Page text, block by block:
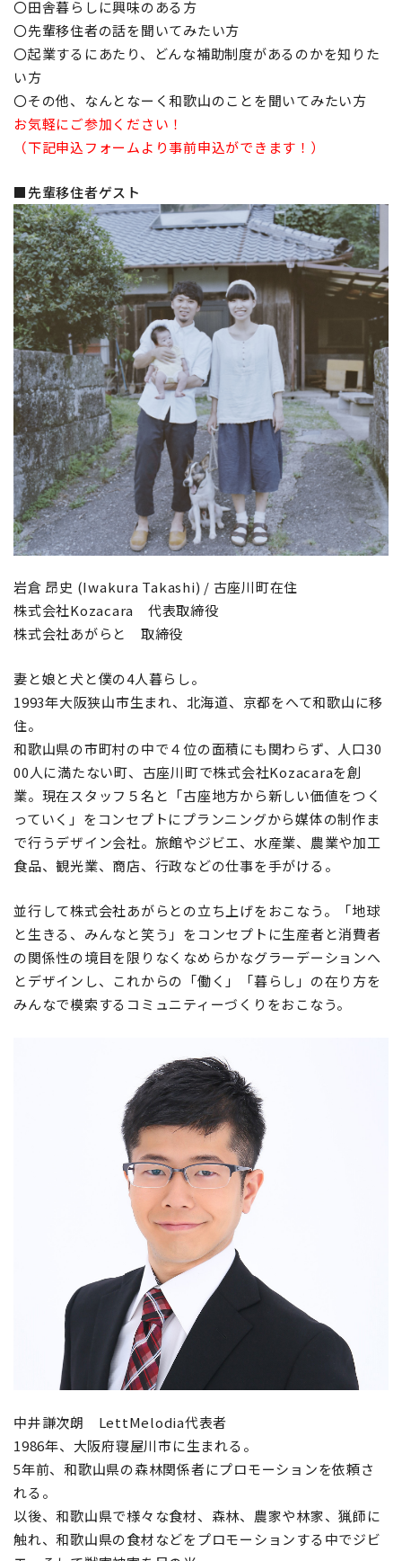
〇田舎暮らしに興味のある方
〇先輩移住者の話を聞いてみたい方
〇起業するにあたり、どんな補助制度があるのかを知りた
い方
〇その他、なんとなーく和歌山のことを聞いてみたい方
お気軽にご参加ください！
（下記申込フォームより事前申込ができます！）
■先輩移住者ゲスト
岩倉 昂史 (Iwakura Takashi) / 古座川町在住
株式会社Kozacara 代表取締役
株式会社あがらと 取締役
妻と娘と犬と僕の4人暮らし。
1993年大阪狭山市生まれ、北海道、京都をへて和歌山に移
住。
和歌山県の市町村の中で４位の面積にも関わらず、人口30
00人に満たない町、古座川町で株式会社Kozacaraを創
業。現在スタッフ５名と「古座地方から新しい価値をつく
っていく」をコンセプトにプランニングから媒体の制作ま
で行うデザイン会社。旅館やジビエ、水産業、農業や加工
食品、観光業、商店、行政などの仕事を手がける。
並行して株式会社あがらとの立ち上げをおこなう。「地球
と生きる、みんなと笑う」をコンセプトに生産者と消費者
の関係性の境目を限りなくなめらかなグラーデーションへ
とデザインし、これからの「働く」「暮らし」の在り方を
みんなで模索するコミュニティーづくりをおこなう。
中井謙次朗 LettMelodia代表者
1986年、大阪府寝屋川市に生まれる。
5年前、和歌山県の森林関係者にプロモーションを依頼さ
れる。
以後、和歌山県で様々な食材、森林、農家や林家、猟師に
触れ、和歌山県の食材などをプロモーションする中でジビ